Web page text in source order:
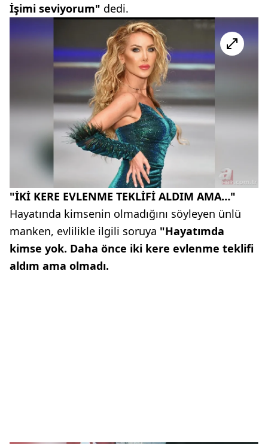
İşimi seviyorum" dedi.
"İKİ KERE EVLENME TEKLİFİ ALDIM AMA…"
Hayatında kimsenin olmadığını söyleyen ünlü
manken, evlilikle ilgili soruya "Hayatımda
kimse yok. Daha önce iki kere evlenme teklifi
aldım ama olmadı.